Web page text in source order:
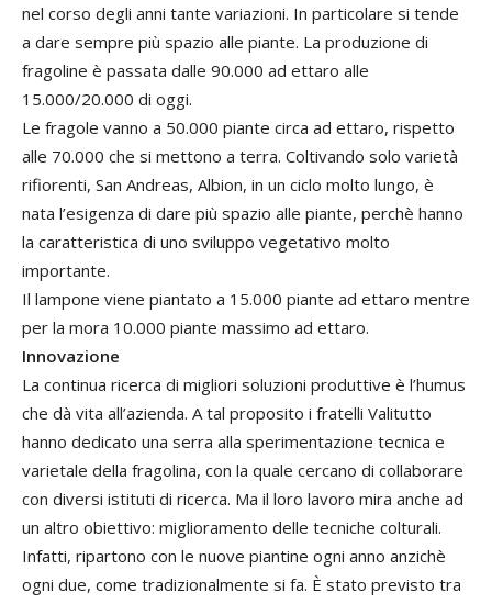
nel corso degli anni tante variazioni. In particolare si tende
a dare sempre più spazio alle piante. La produzione di
fragoline è passata dalle 90.000 ad ettaro alle
15.000/20.000 di oggi.
Le fragole vanno a 50.000 piante circa ad ettaro, rispetto
alle 70.000 che si mettono a terra. Coltivando solo varietà
rifiorenti, San Andreas, Albion, in un ciclo molto lungo, è
nata l’esigenza di dare più spazio alle piante, perchè hanno
la caratteristica di uno sviluppo vegetativo molto
importante.
Il lampone viene piantato a 15.000 piante ad ettaro mentre
per la mora 10.000 piante massimo ad ettaro.
Innovazione
La continua ricerca di migliori soluzioni produttive è l’humus
che dà vita all’azienda. A tal proposito i fratelli Valitutto
hanno dedicato una serra alla sperimentazione tecnica e
varietale della fragolina, con la quale cercano di collaborare
con diversi istituti di ricerca. Ma il loro lavoro mira anche ad
un altro obiettivo: miglioramento delle tecniche colturali.
Infatti, ripartono con le nuove piantine ogni anno anzichè
ogni due, come tradizionalmente si fa. È stato previsto tra